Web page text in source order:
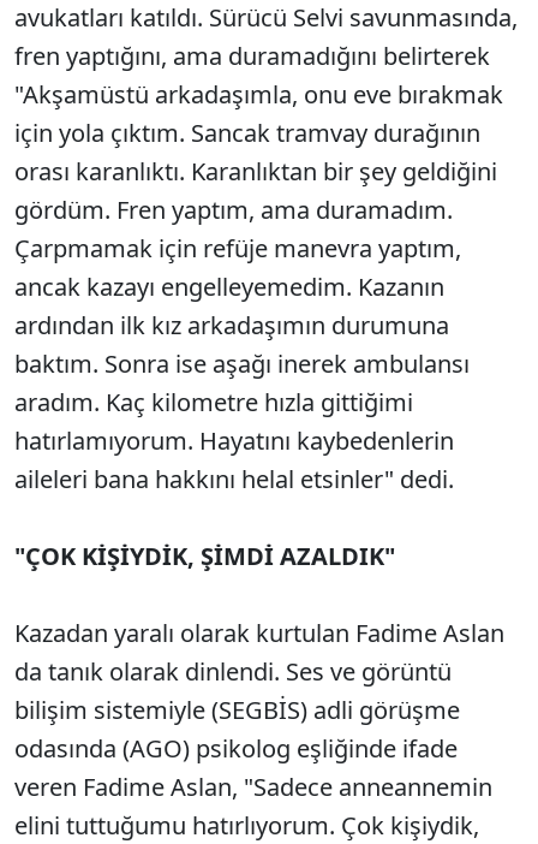
avukatları katıldı. Sürücü Selvi savunmasında,
fren yaptığını, ama duramadığını belirterek
"Akşamüstü arkadaşımla, onu eve bırakmak
için yola çıktım. Sancak tramvay durağının
orası karanlıktı. Karanlıktan bir şey geldiğini
gördüm. Fren yaptım, ama duramadım.
Çarpmamak için refüje manevra yaptım,
ancak kazayı engelleyemedim. Kazanın
ardından ilk kız arkadaşımın durumuna
baktım. Sonra ise aşağı inerek ambulansı
aradım. Kaç kilometre hızla gittiğimi
hatırlamıyorum. Hayatını kaybedenlerin
aileleri bana hakkını helal etsinler" dedi.
"ÇOK KİŞİYDİK, ŞİMDİ AZALDIK"
Kazadan yaralı olarak kurtulan Fadime Aslan
da tanık olarak dinlendi. Ses ve görüntü
bilişim sistemiyle (SEGBİS) adli görüşme
odasında (AGO) psikolog eşliğinde ifade
veren Fadime Aslan, "Sadece anneannemin
elini tuttuğumu hatırlıyorum. Çok kişiydik,